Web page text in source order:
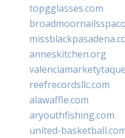
topgglasses.com
anneskitchen.org
reefrecordsllc.com
alawaffle.com
aryouthfishing.com
united-